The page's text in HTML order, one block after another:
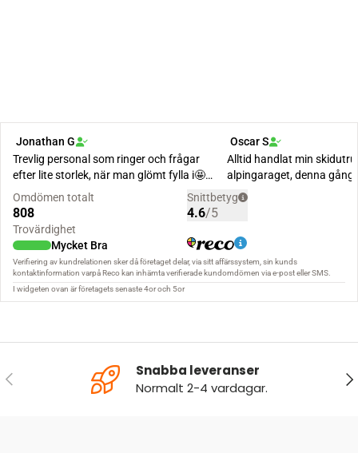
FÖREGÅENDE
Snabba leveranser
Normalt 2-4 vardagar.